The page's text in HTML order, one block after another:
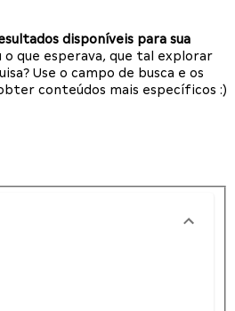
disponíveis para sua
o que esperava, que tal explorar
Use o campo de busca e os
conteúdos mais específicos :)